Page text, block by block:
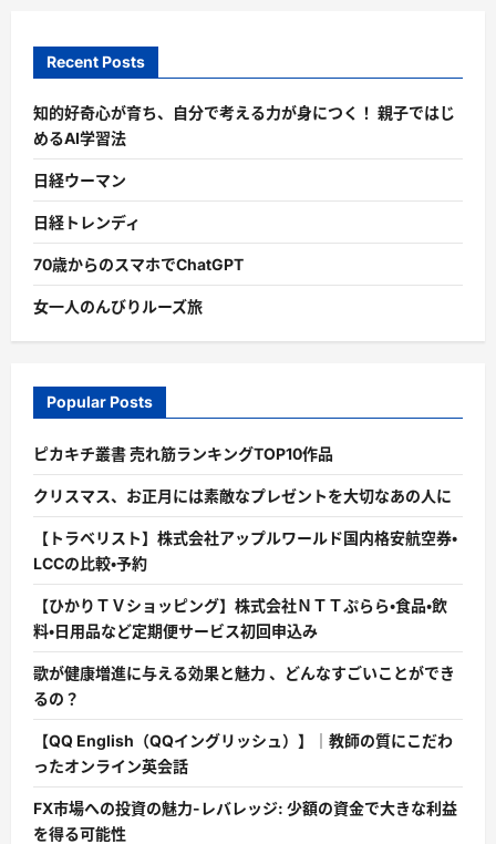
Recent Posts
知的好奇心が育ち、自分で考える力が身につく！ 親子ではじ
めるAI学習法
日経ウーマン
日経トレンディ
70歳からのスマホでChatGPT
女一人のんびりルーズ旅
Popular Posts
ピカキチ叢書 売れ筋ランキングTOP10作品
クリスマス、お正月には素敵なプレゼントを大切なあの人に
【トラベリスト】株式会社アップルワールド国内格安航空券・
LCCの比較・予約
【ひかりＴＶショッピング】株式会社ＮＴＴぷらら・食品・飲
料・日用品など定期便サービス初回申込み
歌が健康増進に与える効果と魅力 、どんなすごいことができ
るの？
【QQ English（QQイングリッシュ）】｜教師の質にこだわ
ったオンライン英会話
FX市場への投資の魅力-レバレッジ: 少額の資金で大きな利益
を得る可能性